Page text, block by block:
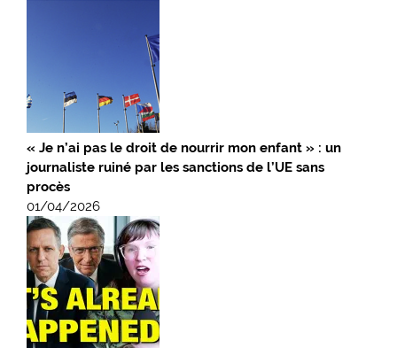
« Je n’ai pas le droit de nourrir mon enfant » : un
journaliste ruiné par les sanctions de l’UE sans
procès
01/04/2026